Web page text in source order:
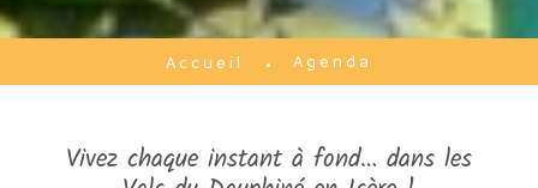
Accueil Agenda
Vivez chaque instant à fond… dans les